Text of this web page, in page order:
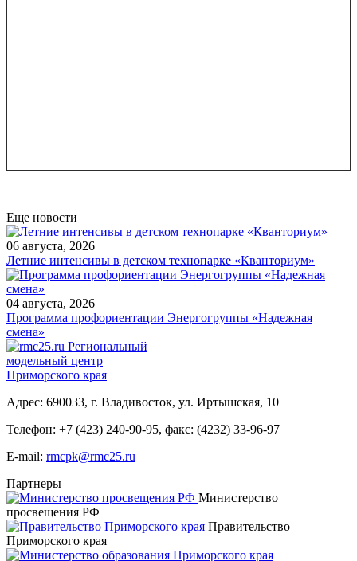
Еще новости
06 августа, 2026
Летние интенсивы в детском технопарке «Кванториум»
04 августа, 2026
Программа профориентации Энергогруппы «Надежная
смена»
Региональный
модельный центр
Приморского края
Адрес: 690033, г. Владивосток, ул. Иртышская, 10
Телефон: +7 (423) 240-90-95, факс: (4232) 33-96-97
E-mail: rmcpk@rmc25.ru
Партнеры
Министерство
просвещения РФ
Правительство
Приморского края